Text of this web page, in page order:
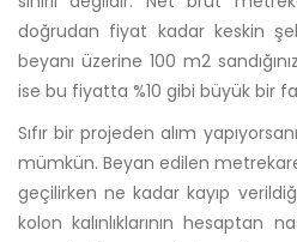
doğrudan fiyat kadar keskin
beyanı üzerine 100 m2
ise bu fiyatta %10 gibi büyük bir
Sıfır bir projeden alım
mümkün. Beyan edilen
geçilirken ne kadar kayıp
kolon kalınlıklarının hesaptan